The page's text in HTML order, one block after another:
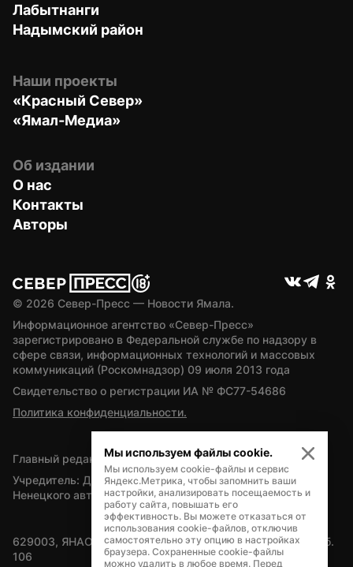
Лабытнанги
Надымский район
Наши проекты
«Красный Север»
«Ямал-Медиа»
Об издании
О нас
Контакты
Авторы
© 2026 Север-Пресс — Новости Ямала.
Информационное агентство «Север-Пресс»
зарегистрировано в Федеральной службе по надзору в
сфере связи, информационных технологий и массовых
коммуникаций (Роскомнадзор) 09 июля 2013 года
Свидетельство о регистрации ИА № ФС77-54686
Политика конфиденциальности.
Главный редактор — А.Л. Поздеев
Учредитель: Департамент внутренней политики Ямало-
Ненецкого автономного округа
629003, ЯНАО, Салехард, мкр. Богдана Кнунянца, д.1, каб.
106
Мы используем файлы cookie.
Мы используем cookie-файлы и сервис
Яндекс.Метрика, чтобы запомнить ваши
настройки, анализировать посещаемость и
работу сайта, повышать его
эффективность. Вы можете отказаться от
использования cookie-файлов, отключив
самостоятельно эту опцию в настройках
браузера. Сохраненные cookie-файлы
можно удалить в любое время. Перед